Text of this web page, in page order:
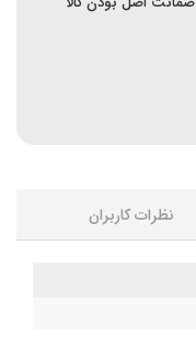
نظرات کاربران